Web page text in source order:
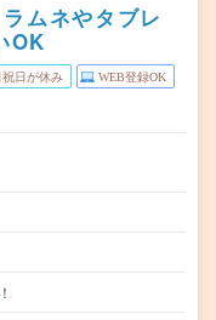
ムネやタブレ
OK
祝日が休み WEB登録OK